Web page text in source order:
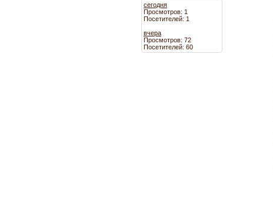
сегодня
Просмотров: 1
Посетителей: 1
вчера
Просмотров: 72
Посетителей: 60